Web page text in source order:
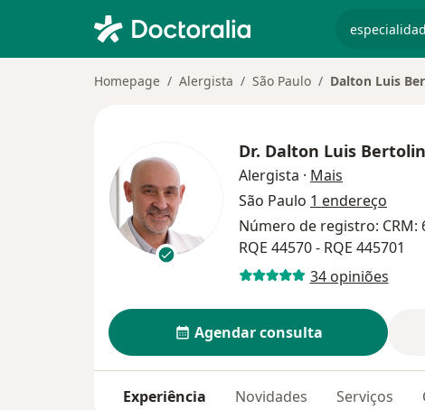
Homepage Alergista São Paulo Dalton Luis
Dr. Dalton Luis
Alergista · Mais
São Paulo 1 endereço
Número de registro: CRM:
RQE 44570 - RQE 445701
34 opiniões
Agendar consulta
Experiência Novidades Serviços